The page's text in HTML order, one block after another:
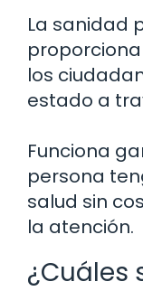
La sanidad
los
estado a
Funciona
persona
salud sin
la atención.
¿Cuáles